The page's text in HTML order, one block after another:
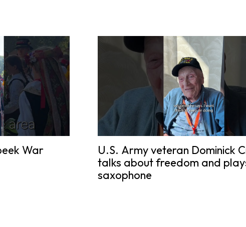
War
U.S. Army veteran Dominick
talks about freedom and
saxophone